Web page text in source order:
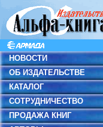
НОВОСТИ
ОБ ИЗДАТЕЛЬСТВЕ
КАТАЛОГ
СОТРУДНИЧЕСТВО
ПРОДАЖА КНИГ